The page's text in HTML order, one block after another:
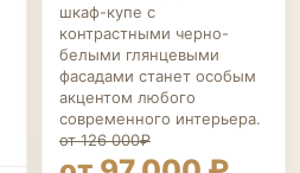
шкаф-купе с
контрастными черно-
белыми глянцевыми
фасадами станет особым
акцентом любого
современного интерьера.
от 126 000₽